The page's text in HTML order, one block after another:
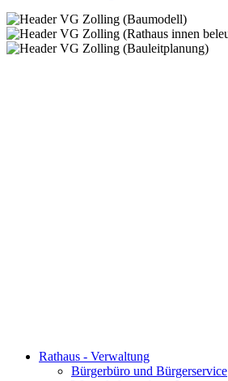
Rathaus - Verwaltung
Bürgerbüro und Bürgerservice